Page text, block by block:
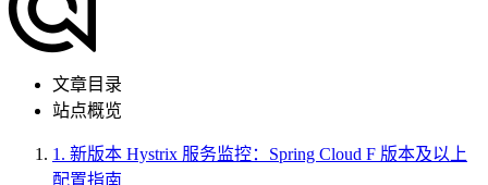
文章目录
站点概览
1. 新版本 Hystrix 服务监控：Spring Cloud F 版本及以上
配置指南